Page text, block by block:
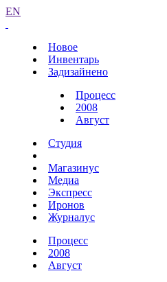
EN
Новое
Инвентарь
Задизайнено
Процесс
2008
Август
Студия
Магазинус
Медиа
Экспресс
Иронов
Журналус
Процесс
2008
Август